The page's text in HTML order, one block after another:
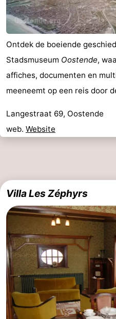
Ontdek de boeiende
Stadsmuseum Oostende,
affiches, documenten en
meeneemt op een reis door
Langestraat 69, Oostende
web. Website
Villa Les Zéphyrs